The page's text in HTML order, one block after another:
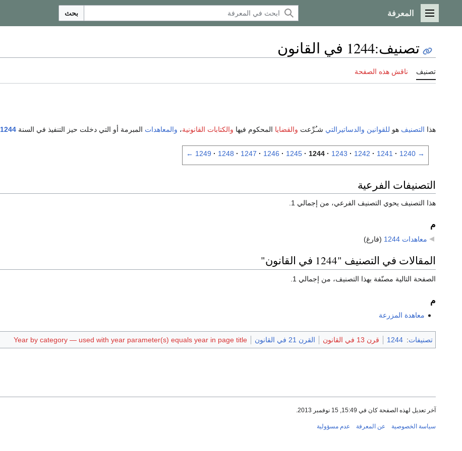
القائمة الرئيسية
المعرفة بحث
تصنيف:1244 في القانون
تصنيف ناقش هذه الصفحة
هذا التصنيف هو للقوانين والدساتيرالتي شـُرِّعت والقضايا المحكوم فيها والكتابات القانونية، والمعاهدات المبرمة أو التي دخلت حيز التنفيذ في السنة 1244
→
1240
1241
1242
1243
1244
1245
1246
1247
1248
1249
←
التصنيفات الفرعية
هذا التصنيف يحوي التصنيف الفرعي، من إجمالي 1.
م
معاهدات 1244 (فارغ)
المقالات في التصنيف "1244 في القانون"
الصفحة التالية مصنّفة بهذا التصنيف، من إجمالي 1.
م
معاهدة المزرعة
تصنيفات:
1244 قرن 13 في القانون القرن 21 في القانون Year by category — used with year parameter(s) equals year in page title
آخر تعديل لهذه الصفحة كان في 15:49, 15 نوفمبر 2013.
سياسة الخصوصية عن المعرفة عدم مسؤولية